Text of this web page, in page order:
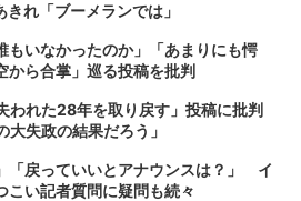
れ「ブーメランでは」
もいなかったのか」「あまりにも愕
ら合掌」巡る投稿を批判
われた28年を取り戻す」投稿に批判
失政の結果だろう」
「戻っていいとアナウンスは？」 イ
こい記者質問に疑問も続々